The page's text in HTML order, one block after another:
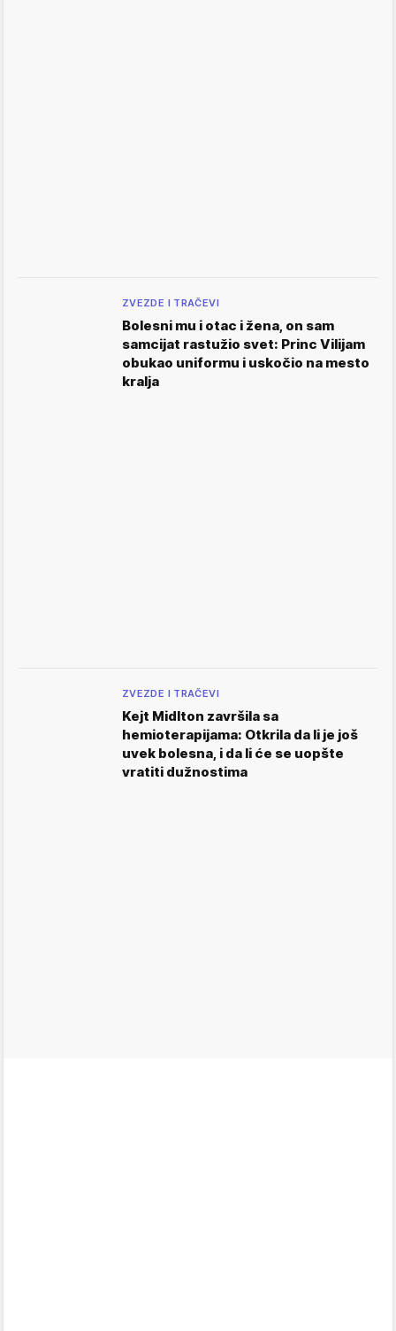
ZVEZDE I TRAČEVI
Bolesni mu i otac i žena, on sam
samcijat rastužio svet: Princ Vilijam
obukao uniformu i uskočio na mesto
kralja
ZVEZDE I TRAČEVI
Kejt Midlton završila sa
hemioterapijama: Otkrila da li je još
uvek bolesna, i da li će se uopšte
vratiti dužnostima